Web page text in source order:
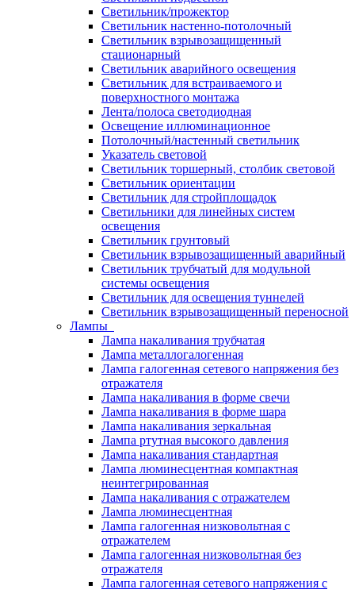
Светильник/прожектор
Светильник настенно-потолочный
Светильник взрывозащищенный
стационарный
Светильник аварийного освещения
Светильник для встраиваемого и
поверхностного монтажа
Лента/полоса светодиодная
Освещение иллюминационное
Потолочный/настенный светильник
Указатель световой
Светильник торшерный, столбик световой
Светильник ориентации
Светильник для стройплощадок
Светильники для линейных систем
освещения
Светильник грунтовый
Светильник взрывозащищенный аварийный
Светильник трубчатый для модульной
системы освещения
Светильник для освещения туннелей
Светильник взрывозащищенный переносной
Лампы
Лампа накаливания трубчатая
Лампа металлогалогенная
Лампа галогенная сетевого напряжения без
отражателя
Лампа накаливания в форме свечи
Лампа накаливания в форме шара
Лампа накаливания зеркальная
Лампа ртутная высокого давления
Лампа накаливания стандартная
Лампа люминесцентная компактная
неинтегрированная
Лампа накаливания с отражателем
Лампа люминесцентная
Лампа галогенная низковольтная с
отражателем
Лампа галогенная низковольтная без
отражателя
Лампа галогенная сетевого напряжения с